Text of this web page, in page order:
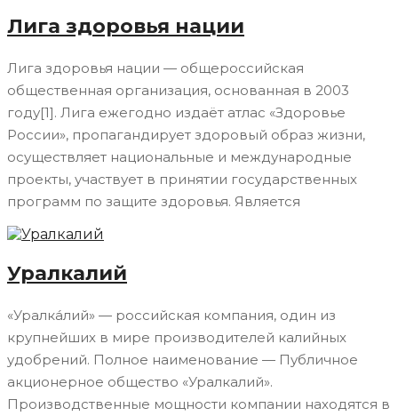
Лига здоровья нации
Лига здоровья нации — общероссийская
общественная организация, основанная в 2003
году[1]. Лига ежегодно издаёт атлас «Здоровье
России», пропагандирует здоровый образ жизни,
осуществляет национальные и международные
проекты, участвует в принятии государственных
программ по защите здоровья. Является
Уралкалий
«Уралка́лий» — российская компания, один из
крупнейших в мире производителей калийных
удобрений. Полное наименование — Публичное
акционерное общество «Уралкалий».
Производственные мощности компании находятся в